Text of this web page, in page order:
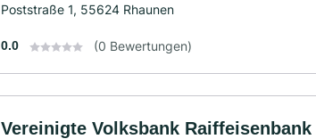
Poststraße 1, 55624 Rhaunen
0.0 (0 Bewertungen)
Vereinigte Volksbank Raiffeisenbank